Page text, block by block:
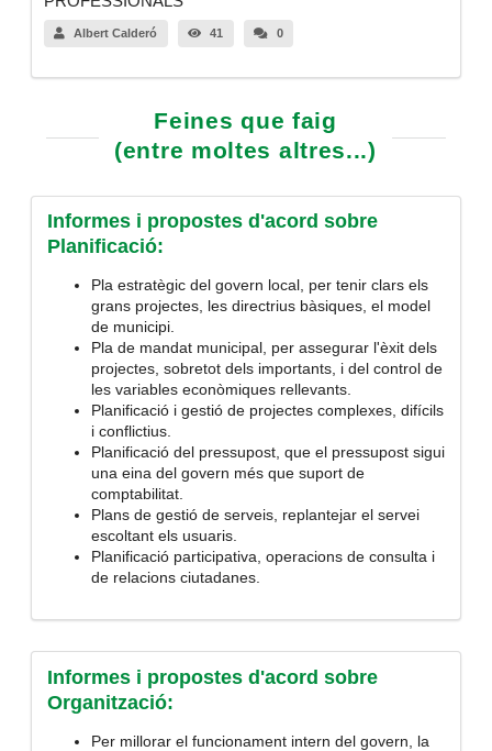
Albert Calderó 41 0
Feines que faig
(entre moltes altres...)
Informes i propostes d'acord sobre
Planificació:
Pla estratègic del govern local, per tenir clars els
grans projectes, les directrius bàsiques, el model
de municipi.
Pla de mandat municipal, per assegurar l'èxit dels
projectes, sobretot dels importants, i del control de
les variables econòmiques rellevants.
Planificació i gestió de projectes complexes, difícils
i conflictius.
Planificació del pressupost, que el pressupost sigui
una eina del govern més que suport de
comptabilitat.
Plans de gestió de serveis, replantejar el servei
escoltant els usuaris.
Planificació participativa, operacions de consulta i
de relacions ciutadanes.
Informes i propostes d'acord sobre
Organització:
Per millorar el funcionament intern del govern, la